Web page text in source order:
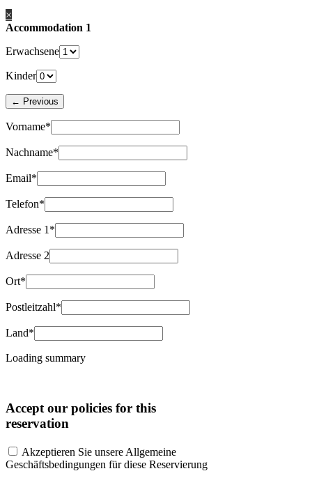
×
Accommodation 1
Erwachsene
Kinder
Vorname*
Nachname*
Email*
Telefon*
Adresse 1*
Adresse 2
Ort*
Postleitzahl*
Land*
Loading summary
Accept our policies for this
reservation
Akzeptieren Sie unsere Allgemeine
Geschäftsbedingungen für diese Reservierung